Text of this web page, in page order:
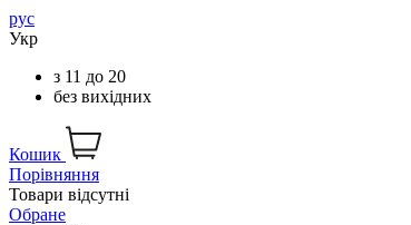
рус
Укр
з 11 до 20
без вихідних
Кошик
Порівняння
Товари відсутні
Обране